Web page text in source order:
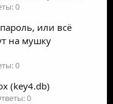
0
или всё
на мушку
0
(key4.db)
0